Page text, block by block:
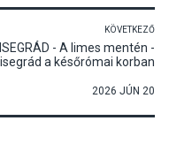
KÖVETKEZŐ
- A limes mentén -
a későrómai korban
régészek előadása
2026 JÚN 20